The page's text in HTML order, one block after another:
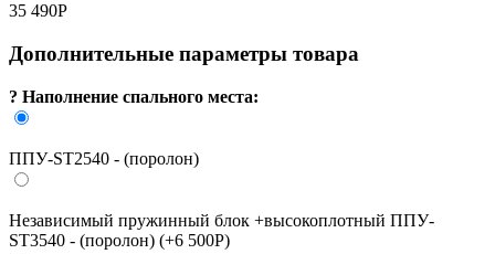
35 490Р
Дополнительные параметры товара
? Наполнение спального места:
ППУ-ST2540 - (поролон)
Независимый пружинный блок +высокоплотный ППУ-
ST3540 - (поролон) (+6 500Р)